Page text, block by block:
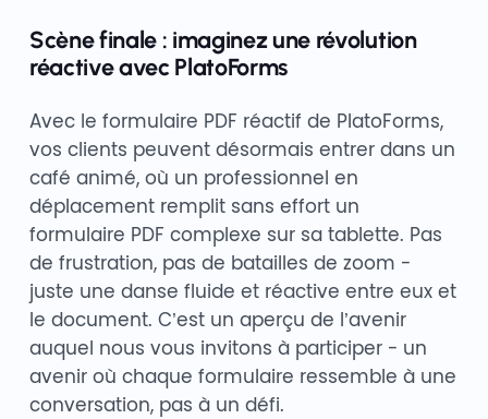
Scène finale : imaginez une révolution
réactive avec PlatoForms
Avec le formulaire PDF réactif de PlatoForms,
vos clients peuvent désormais entrer dans un
café animé, où un professionnel en
déplacement remplit sans effort un
formulaire PDF complexe sur sa tablette. Pas
de frustration, pas de batailles de zoom -
juste une danse fluide et réactive entre eux et
le document. C’est un aperçu de l’avenir
auquel nous vous invitons à participer - un
avenir où chaque formulaire ressemble à une
conversation, pas à un défi.